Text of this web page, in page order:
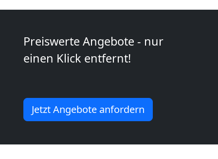
Preiswerte Angebote - nur
einen Klick entfernt!
Jetzt Angebote anfordern
Umzug
Wolfsberg
LKW